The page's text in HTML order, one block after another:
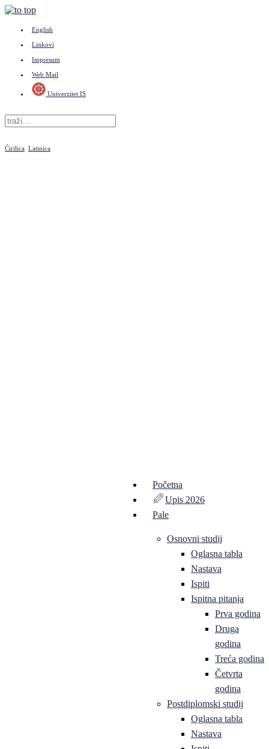
English
Linkovi
Impresum
Web Mail
Univerzitet IS
Ćirilica Latinica
Početna
Upis 2026
Pale
Osnovni studij
Oglasna tabla
Nastava
Ispiti
Ispitna pitanja
Prva godina
Druga
godina
Treća godina
Četvrta
godina
Postdiplomski studij
Oglasna tabla
Nastava